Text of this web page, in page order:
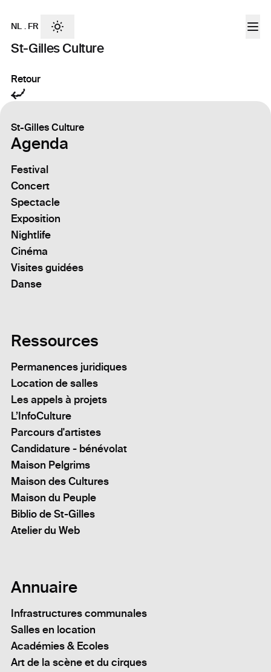
St-Gilles Culture
NL . FR
Retour
St-Gilles Culture
Agenda
Festival
Concert
Spectacle
Exposition
Nightlife
Cinéma
Visites guidées
Danse
Ressources
Permanences juridiques
Location de salles
Les appels à projets
L’InfoCulture
Parcours d'artistes
Candidature - bénévolat
Maison Pelgrims
Maison des Cultures
Maison du Peuple
Biblio de St-Gilles
Atelier du Web
Annuaire
Infrastructures communales
Salles en location
Académies & Ecoles
Art de la scène et du cirques